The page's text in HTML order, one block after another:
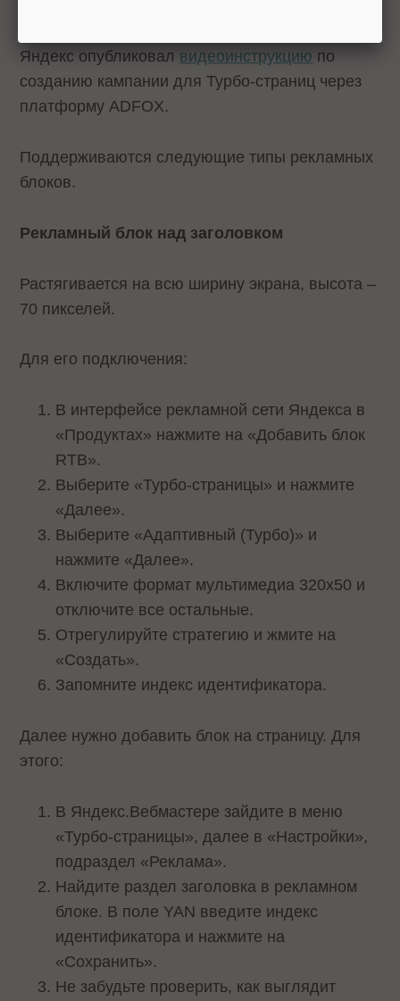
Яндекс опубликовал видеоинструкцию по
созданию кампании для Турбо-страниц через
платформу ADFOX.
Поддерживаются следующие типы рекламных
блоков.
Рекламный блок над заголовком
Растягивается на всю ширину экрана, высота –
70 пикселей.
Для его подключения:
В интерфейсе рекламной сети Яндекса в
«Продуктах» нажмите на «Добавить блок
RTB».
Выберите «Турбо-страницы» и нажмите
«Далее».
Выберите «Адаптивный (Турбо)» и
нажмите «Далее».
Включите формат мультимедиа 320х50 и
отключите все остальные.
Отрегулируйте стратегию и жмите на
«Создать».
Запомните индекс идентификатора.
Далее нужно добавить блок на страницу. Для
этого:
В Яндекс.Вебмастере зайдите в меню
«Турбо-страницы», далее в «Настройки»,
подраздел «Реклама».
Найдите раздел заголовка в рекламном
блоке. В поле YAN введите индекс
идентификатора и нажмите на
«Сохранить».
Не забудьте проверить, как выглядит